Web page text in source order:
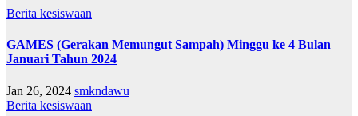
Berita kesiswaan
GAMES (Gerakan Memungut Sampah) Minggu ke 4 Bulan
Januari Tahun 2024
Jan 26, 2024 smkndawu
Berita kesiswaan